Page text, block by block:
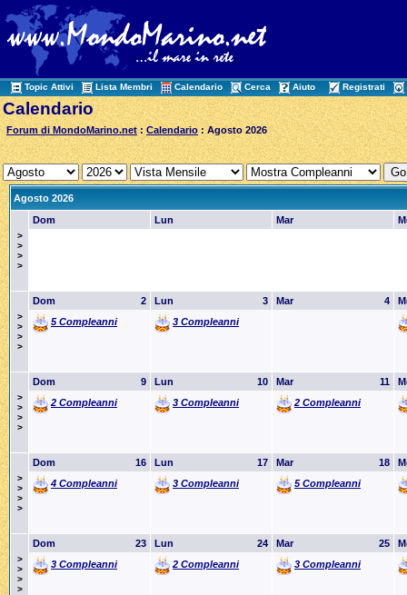
Topic Attivi Lista Membri Calendario Cerca Aiuto Registrati
Calendario
Forum di MondoMarino.net :Calendario : Agosto 2026
Agosto 2026
>
>
>
>
Dom Lun Mar
>
>
>
>
2
Dom
5 Compleanni
3
Lun
3 Compleanni
4
Mar
>
>
>
>
9
Dom
2 Compleanni
10
Lun
3 Compleanni
11
Mar
2 Compleanni
>
>
>
>
16
Dom
4 Compleanni
17
Lun
3 Compleanni
18
Mar
5 Compleanni
>
>
>
>
23
Dom
3 Compleanni
24
Lun
2 Compleanni
25
Mar
3 Compleanni